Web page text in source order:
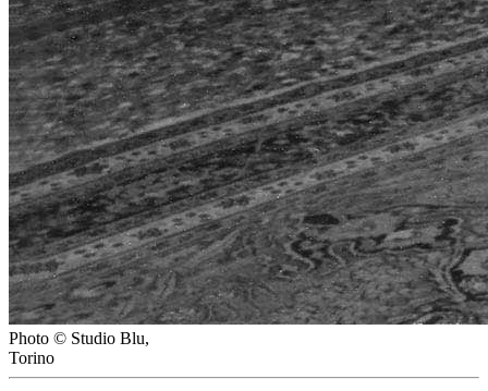
Photo © Studio Blu,
Torino